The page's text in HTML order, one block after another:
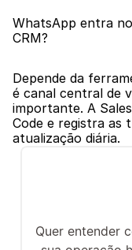
WhatsApp entra
CRM?
Depende da
é canal central de
importante. A
Code e registra as
atualização diária.
Quer entender